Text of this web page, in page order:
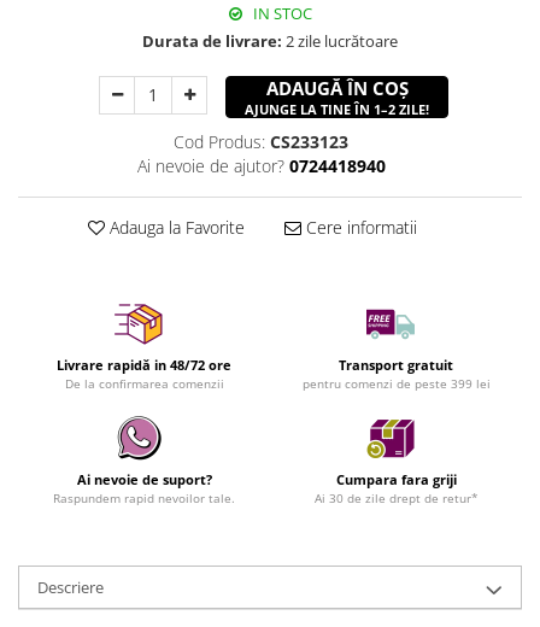
IN STOC
Durata de livrare: 2 zile lucrătoare
ADAUGĂ ÎN COȘ
AJUNGE LA TINE ÎN 1–2 ZILE!
Cod Produs: CS233123
Ai nevoie de ajutor? 0724418940
Adauga la Favorite Cere informatii
Livrare rapidă in 48/72 ore
De la confirmarea comenzii
Transport gratuit
pentru comenzi de peste 399 lei
Ai nevoie de suport?
Raspundem rapid nevoilor tale.
Cumpara fara griji
Ai 30 de zile drept de retur*
Descriere